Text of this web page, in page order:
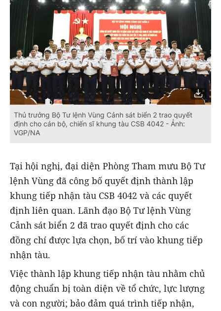
Thủ trưởng Bộ Tư lệnh Vùng Cảnh sát biển 2 trao quyết
định cho cán bộ, chiến sĩ khung tàu CSB 4042 - Ảnh:
VGP/NA
Tại hội nghị, đại diện Phòng Tham mưu Bộ Tư
lệnh Vùng đã công bố quyết định thành lập
khung tiếp nhận tàu CSB 4042 và các quyết
định liên quan. Lãnh đạo Bộ Tư lệnh Vùng
Cảnh sát biển 2 đã trao quyết định cho các
đồng chí được lựa chọn, bố trí vào khung tiếp
nhận tàu.
Việc thành lập khung tiếp nhận tàu nhằm chủ
động chuẩn bị toàn diện về tổ chức, lực lượng
và con người; bảo đảm quá trình tiếp nhận,